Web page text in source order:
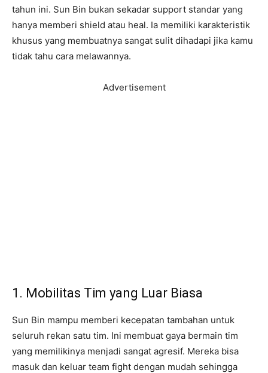
tahun ini. Sun Bin bukan sekadar support standar yang
hanya memberi shield atau heal. Ia memiliki karakteristik
khusus yang membuatnya sangat sulit dihadapi jika kamu
tidak tahu cara melawannya.
Advertisement
1. Mobilitas Tim yang Luar Biasa
Sun Bin mampu memberi kecepatan tambahan untuk
seluruh rekan satu tim. Ini membuat gaya bermain tim
yang memilikinya menjadi sangat agresif. Mereka bisa
masuk dan keluar team fight dengan mudah sehingga